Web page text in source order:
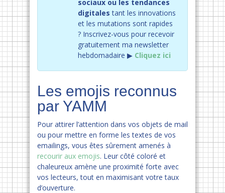
sociaux ou les tendances
digitalestant les innovations
et les mutations sont rapides
? Inscrivez-vous pour recevoir
gratuitement ma newsletter
hebdomadaire ▶︎ Cliquez ici
Les emojis reconnus
par YAMM
Pour attirer l’attention dans vos objets de mail
ou pour mettre en forme les textes de vos
emailings, vous êtes sûrement amenés à
recourir aux emojis. Leur côté coloré et
chaleureux amène une proximité forte avec
vos lecteurs, tout en maximisant votre taux
d’ouverture.